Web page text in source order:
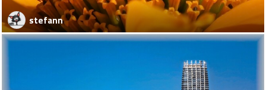
stefann